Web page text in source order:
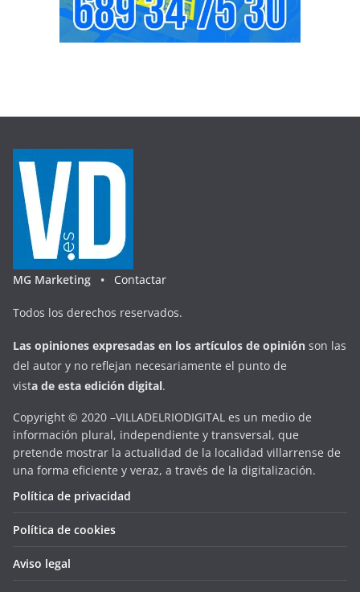
MG Marketing • Contactar
Todos los derechos reservados.
Las opiniones expresadas en los artículos de opinión son las
del autor y no reflejan necesariamente el punto de
vista de esta edición digital.
Copyright © 2020 –VILLADELRIODIGITAL es un medio de
información plural, independiente y transversal, que
pretende mostrar la actualidad de la localidad villarrense de
una forma eficiente y veraz, a través de la digitalización.
Política de privacidad
Política de cookies
Aviso legal